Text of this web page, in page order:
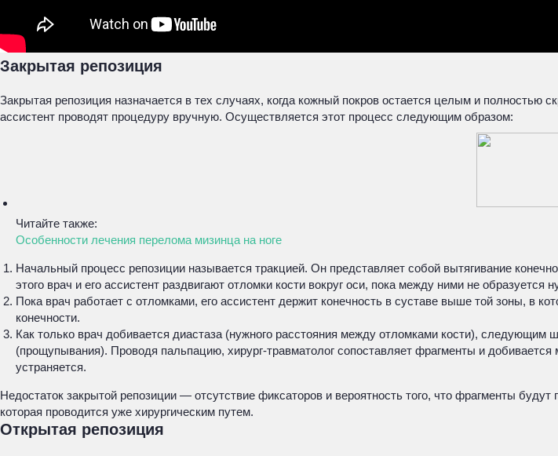
Закрытая репозиция
Закрытая репозиция назначается в тех случаях, когда кожный покров остается целым и полностью
ассистент проводят процедуру вручную. Осуществляется этот процесс следующим образом:
Читайте также:
Особенности лечения перелома мизинца на ноге
Начальный процесс репозиции называется тракцией. Он представляет собой вытягивание
этого врач и его ассистент раздвигают отломки кости вокруг оси, пока между ними не образуется
Пока врач работает с отломками, его ассистент держит конечность в суставе выше той зоны, в
конечности.
Как только врач добивается диастаза (нужного расстояния между отломками кости),
(прощупывания). Проводя пальпацию, хирург-травматолог сопоставляет фрагменты и
устраняется.
Недостаток закрытой репозиции — отсутствие фиксаторов и вероятность того, что фрагменты
которая проводится уже хирургическим путем.
Открытая репозиция